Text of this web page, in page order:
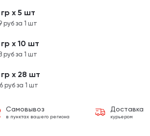
х 5 шт
руб за 1 шт
х 10 шт
руб за 1 шт
х 28 шт
руб за 1 шт
Самовывоз
в пунктах вашего региона
Доставка
курьером